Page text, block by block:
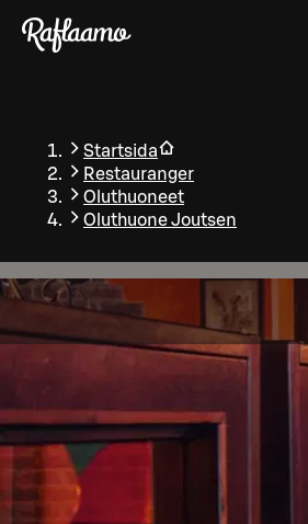
Gå till huvudinnehållet
Startsida
Restauranger
Oluthuoneet
Oluthuone Joutsen